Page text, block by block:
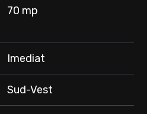
70 mp
Imediat
Sud-Vest